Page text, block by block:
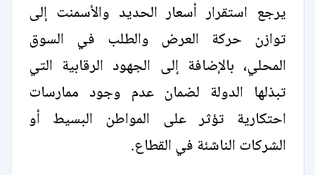
يرجع استقرار أسعار الحديد والأسمنت إلى
توازن حركة العرض والطلب في السوق
المحلي، بالإضافة إلى الجهود الرقابية التي
تبذلها الدولة لضمان عدم وجود ممارسات
احتكارية تؤثر على المواطن البسيط أو
الشركات الناشئة في القطاع.